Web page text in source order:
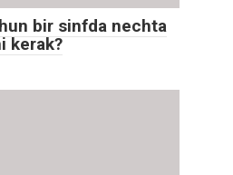
bir sinfda nechta
kerak?